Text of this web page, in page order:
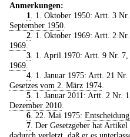
Anmerkungen:
1. 1. Oktober 1950: Artt. 3
September 1950.
2. 1. Oktober 1969: Artt. 2 Nr.
1969.
3. 1. April 1970: Artt. 9 Nr. 7,
1969.
4. 1. Januar 1975: Artt. 21 Nr.
Gesetzes vom 2. März 1974.
5. 1. Januar 2011: Artt. 2 Nr.
Dezember 2010.
6. 22. Mai 1975:
7. Der Gesetzgeber hat Artikel